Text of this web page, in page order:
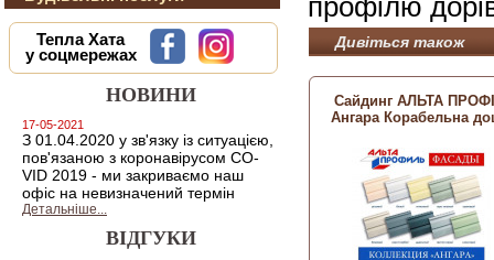
Тепла Хата
у соцмережах
НОВИНИ
17-05-2021
З 01.04.2020 у зв'язку із ситуацією,
пов'язаною з коронавірусом CO-
VID 2019 - ми закриваємо наш
офіс на невизначений термін
Детальніше...
ВІДГУКИ
профілю
Дивіться також
Сайдинг АЛЬТА
Ангара Корабельна